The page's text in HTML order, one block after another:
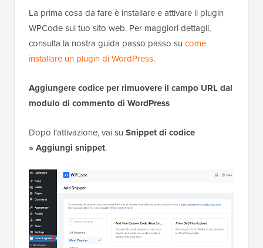
La prima cosa da fare è installare e attivare il plugin
WPCode sul tuo sito web. Per maggiori dettagli,
consulta la nostra guida passo passo su come
installare un plugin di WordPress.
Aggiungere codice per rimuovere il campo URL dal
modulo di commento di WordPress
Dopo l'attivazione, vai su Snippet di codice
»Aggiungi snippet.